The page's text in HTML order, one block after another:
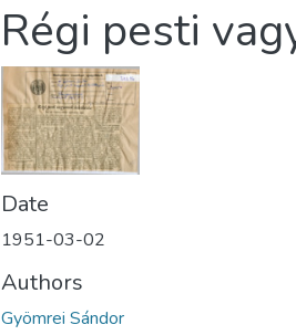
Régi pesti
Date
1951-03-02
Authors
Gyömrei Sándor